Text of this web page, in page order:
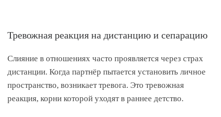
Тревожная реакция на дистанцию и сепарацию
Слияние в отношениях часто проявляется через страх
дистанции. Когда партнёр пытается установить личное
пространство, возникает тревога. Это тревожная
реакция, корни которой уходят в раннее детство.